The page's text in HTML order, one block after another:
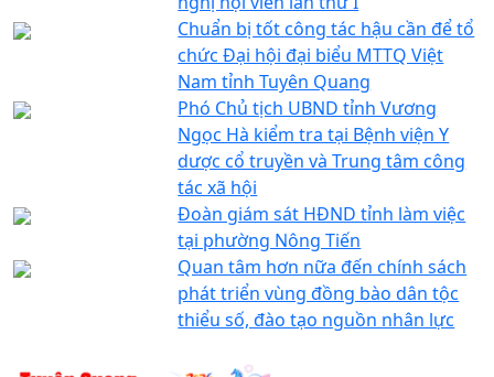
Chuẩn bị tốt công tác hậu cần để tổ
chức Đại hội đại biểu MTTQ Việt
Nam tỉnh Tuyên Quang
Phó Chủ tịch UBND tỉnh Vương
Ngọc Hà kiểm tra tại Bệnh viện Y
dược cổ truyền và Trung tâm công
tác xã hội
Đoàn giám sát HĐND tỉnh làm việc
tại phường Nông Tiến
Quan tâm hơn nữa đến chính sách
phát triển vùng đồng bào dân tộc
thiểu số, đào tạo nguồn nhân lực